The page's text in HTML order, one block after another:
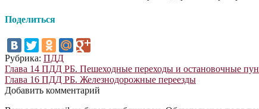
Поделиться
Рубрика: ПДД
Навигация
по
Предыдущая
запись:
Глава 14 ПДД РБ. Пешеходные переходы и остановочные
Следующая
запись:
Глава 16 ПДД РБ. Железнодорожные переезды
Добавить комментарий